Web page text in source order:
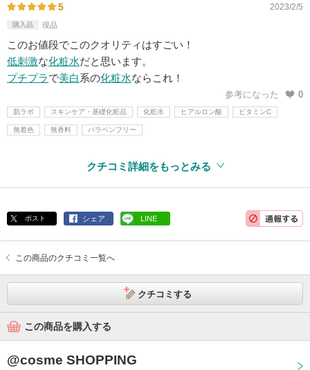
5 2023/2/5
購入品 現品
このお値段でこのクオリティはすごい！
低刺激な化粧水だと思います。
プチプラで美白系の化粧水ならこれ！
参考になった 0
肌ラボ スキンケア・基礎化粧品 化粧水 ヒアルロン酸 ビタミンC
無着色 無香料 パラベンフリー
クチコミ詳細をもっとみる
ポスト シェア LINE
この商品のクチコミ一覧へ
クチコミする
この商品を購入する
@cosme SHOPPING